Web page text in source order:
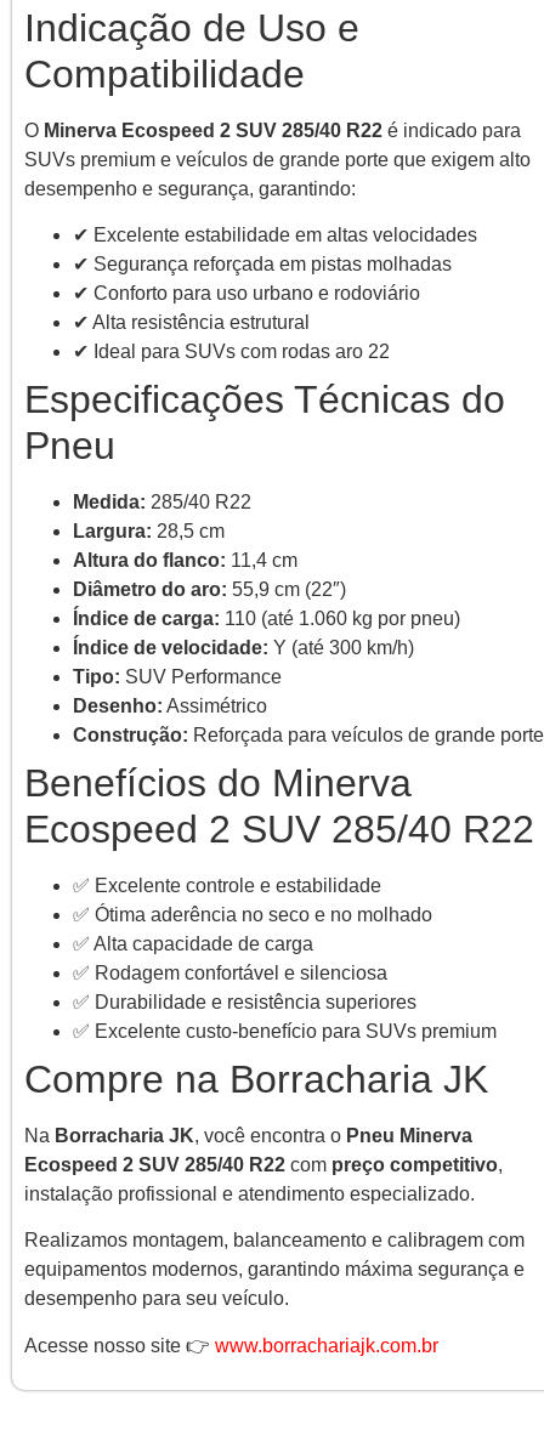
Indicação de Uso e
Compatibilidade
O Minerva Ecospeed 2 SUV 285/40 R22 é indicado para
SUVs premium e veículos de grande porte que exigem alto
desempenho e segurança, garantindo:
✔ Excelente estabilidade em altas velocidades
✔ Segurança reforçada em pistas molhadas
✔ Conforto para uso urbano e rodoviário
✔ Alta resistência estrutural
✔ Ideal para SUVs com rodas aro 22
Especificações Técnicas do
Pneu
Medida: 285/40 R22
Largura: 28,5 cm
Altura do flanco: 11,4 cm
Diâmetro do aro: 55,9 cm (22″)
Índice de carga: 110 (até 1.060 kg por pneu)
Índice de velocidade: Y (até 300 km/h)
Tipo: SUV Performance
Desenho: Assimétrico
Construção: Reforçada para veículos de grande porte
Benefícios do Minerva
Ecospeed 2 SUV 285/40 R22
✅ Excelente controle e estabilidade
✅ Ótima aderência no seco e no molhado
✅ Alta capacidade de carga
✅ Rodagem confortável e silenciosa
✅ Durabilidade e resistência superiores
✅ Excelente custo-benefício para SUVs premium
Compre na Borracharia JK
Na Borracharia JK, você encontra o Pneu Minerva
Ecospeed 2 SUV 285/40 R22 com preço competitivo,
instalação profissional e atendimento especializado.
Realizamos montagem, balanceamento e calibragem com
equipamentos modernos, garantindo máxima segurança e
desempenho para seu veículo.
Acesse nosso site 👉 www.borrachariajk.com.br